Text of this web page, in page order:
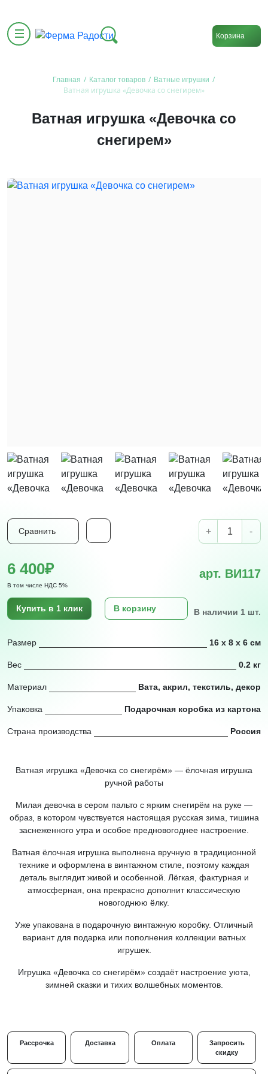
Корзина
Главная / Каталог товаров / Ватные игрушки /
Ватная игрушка «Девочка со снегирем»
Ватная игрушка «Девочка со
снегирем»
Сравнить + -
6 400₽
В том числе НДС 5%
арт. ВИ117
Купить в 1 клик В корзину В наличии 1 шт.
Размер 16 х 8 х 6 см
Вес 0.2 кг
Материал Вата, акрил, текстиль, декор
Упаковка Подарочная коробка из картона
Страна производства Россия
Ватная игрушка «Девочка со снегирём» — ёлочная игрушка
ручной работы
Милая девочка в сером пальто с ярким снегирём на руке —
образ, в котором чувствуется настоящая русская зима, тишина
заснеженного утра и особое предновогоднее настроение.
Ватная ёлочная игрушка выполнена вручную в традиционной
технике и оформлена в винтажном стиле, поэтому каждая
деталь выглядит живой и особенной. Лёгкая, фактурная и
атмосферная, она прекрасно дополнит классическую
новогоднюю ёлку.
Уже упакована в подарочную винтажную коробку. Отличный
вариант для подарка или пополнения коллекции ватных
игрушек.
Игрушка «Девочка со снегирём» создаёт настроение уюта,
зимней сказки и тихих волшебных моментов.
Рассрочка Доставка Оплата
Запросить
скидку